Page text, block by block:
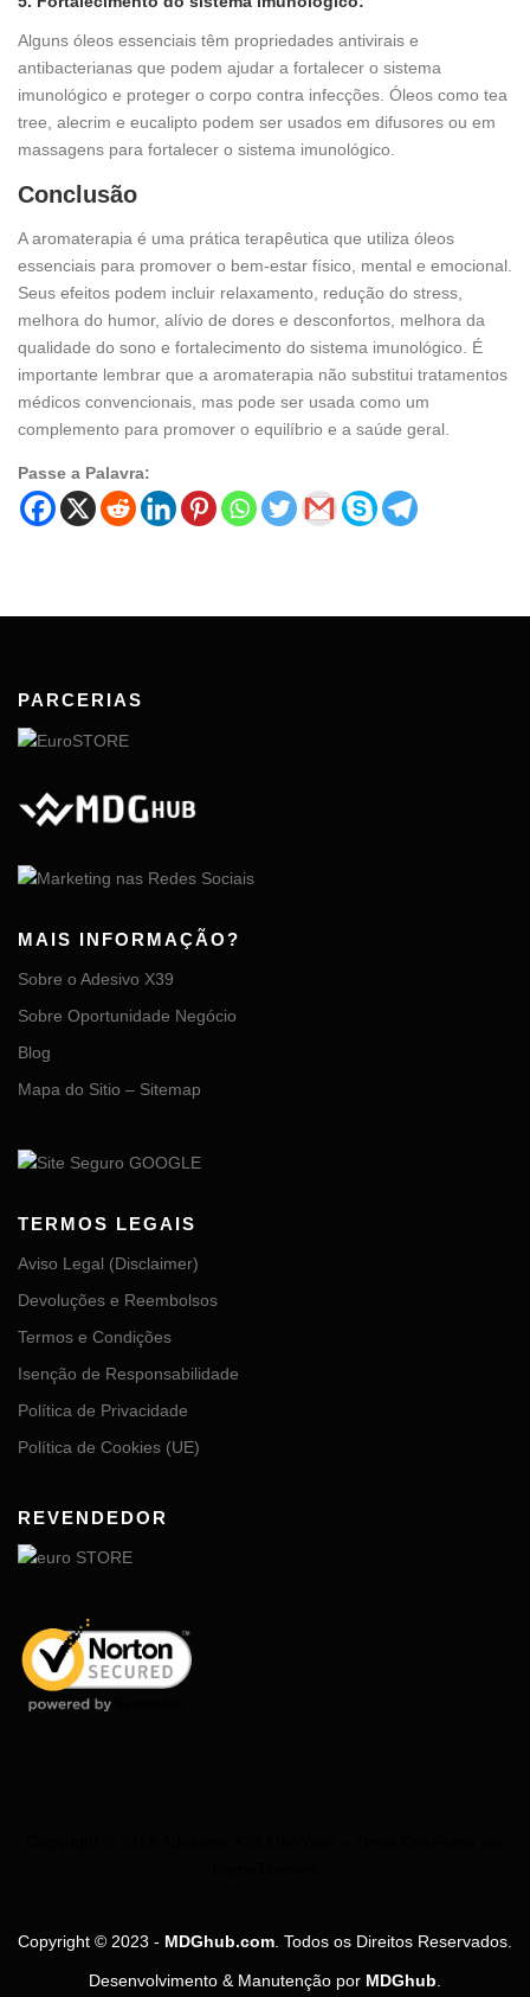
Alguns óleos essenciais têm propriedades antivirais e
antibacterianas que podem ajudar a fortalecer o sistema
imunológico e proteger o corpo contra infecções. Óleos como tea
tree, alecrim e eucalipto podem ser usados em difusores ou em
massagens para fortalecer o sistema imunológico.
Conclusão
A aromaterapia é uma prática terapêutica que utiliza óleos
essenciais para promover o bem-estar físico, mental e emocional.
Seus efeitos podem incluir relaxamento, redução do stress,
melhora do humor, alívio de dores e desconfortos, melhora da
qualidade do sono e fortalecimento do sistema imunológico. É
importante lembrar que a aromaterapia não substitui tratamentos
médicos convencionais, mas pode ser usada como um
complemento para promover o equilíbrio e a saúde geral.
Passe a Palavra:
PARCERIAS
MAIS INFORMAÇÃO?
Sobre o Adesivo X39
Sobre Oportunidade Negócio
Blog
Mapa do Sitio – Sitemap
TERMOS LEGAIS
Aviso Legal (Disclaimer)
Devoluções e Reembolsos
Termos e Condições
Isenção de Responsabilidade
Política de Privacidade
Política de Cookies (UE)
REVENDEDOR
Copyright © 2023 - MDGhub.com. Todos os Direitos Reservados.
Desenvolvimento & Manutenção por MDGhub